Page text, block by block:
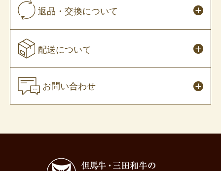
返品・交換について
配送について
お問い合わせ